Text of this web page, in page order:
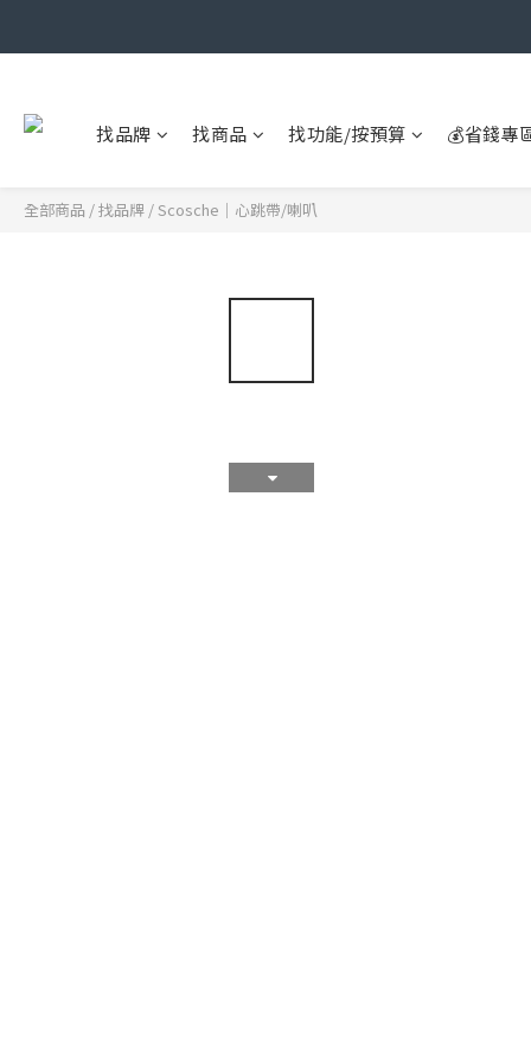
找品牌 找商品 找功能/按預算 💰省錢專
全部商品 /找品牌 /Scosche｜心跳帶/喇叭